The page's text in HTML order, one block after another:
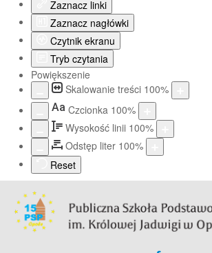
Zaznacz linki
Zaznacz nagłówki
Czytnik ekranu
Tryb czytania
Powiększenie
Skalowanie treści 100%
Aa Czcionka 100%
Wysokość linii 100%
Odstęp liter 100%
Reset